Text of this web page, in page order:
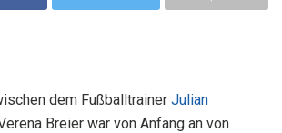
dem Fußballtrainer Julian
Breier war von Anfang an von